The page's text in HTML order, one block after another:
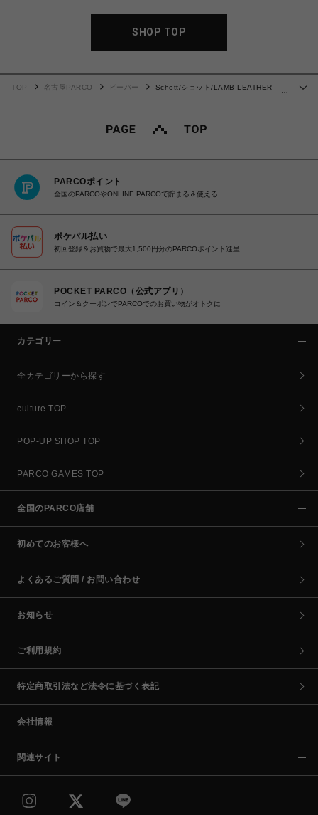
SHOP TOP
…
TOP 名古屋PARCO ビーバー
Schott/ショット/LAMB LEATHER
PARCOポイント
全国のPARCOやONLINE PARCOで貯まる＆使える
ポケパル払い
初回登録＆お買物で最大1,500円分のPARCOポイント進呈
POCKET PARCO（公式アプリ）
コイン＆クーポンでPARCOでのお買い物がオトクに
カテゴリー
全カテゴリーから探す
culture TOP
POP-UP SHOP TOP
PARCO GAMES TOP
全国のPARCO店舗
初めてのお客様へ
よくあるご質問 / お問い合わせ
お知らせ
ご利用規約
特定商取引法など法令に基づく表記
会社情報
関連サイト